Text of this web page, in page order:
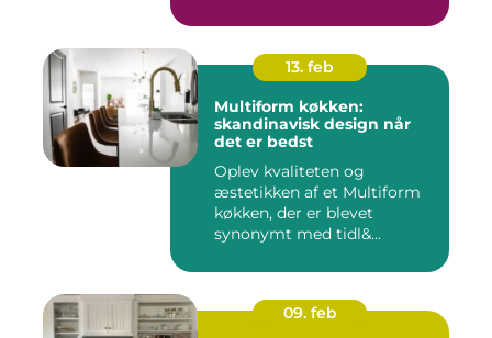
13. feb
Multiform køkken:
skandinavisk design når
det er bedst
Oplev kvaliteten og
æstetikken af et Multiform
køkken, der er blevet
synonymt med tidl&...
09. feb